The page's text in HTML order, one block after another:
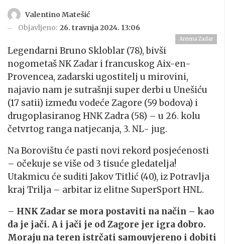
Valentino Matešić
Objavljeno: 26. travnja 2024. 13:06
Antena Zadar
Legendarni Bruno Skloblar (78), bivši
nogometaš NK Zadar i francuskog Aix-en-
Provencea, zadarski ugostitelj u mirovini,
najavio nam je sutrašnji super derbi u Unešiću
(17 satii) između vodeće Zagore (59 bodova) i
drugoplasiranog HNK Zadra (58) – u 26. kolu
četvrtog ranga natjecanja, 3. NL- jug.
Na Borovištu će pasti novi rekord posjećenosti
– očekuje se više od 3 tisuće gledatelja!
Utakmicu će suditi Jakov Titlić (40), iz Potravlja
kraj Trilja – arbitar iz elitne SuperSport HNL.
– HNK Zadar se mora postaviti na način – kao
da je jači. A i jači je od Zagore jer igra dobro.
Moraju na teren istrčati samouvjereno i dobiti